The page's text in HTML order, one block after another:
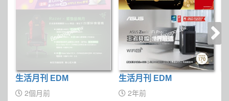
生活月刊 EDM
2個月前
生活月刊 EDM
2年前